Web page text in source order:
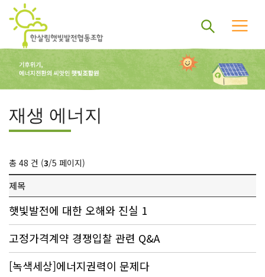
재생 에너지
총 48 건 (3/5 페이지)
제목
햇빛발전에 대한 오해와 진실 1
고정가격계약 경쟁입찰 관련 Q&A
[녹색세상]에너지권력이 문제다